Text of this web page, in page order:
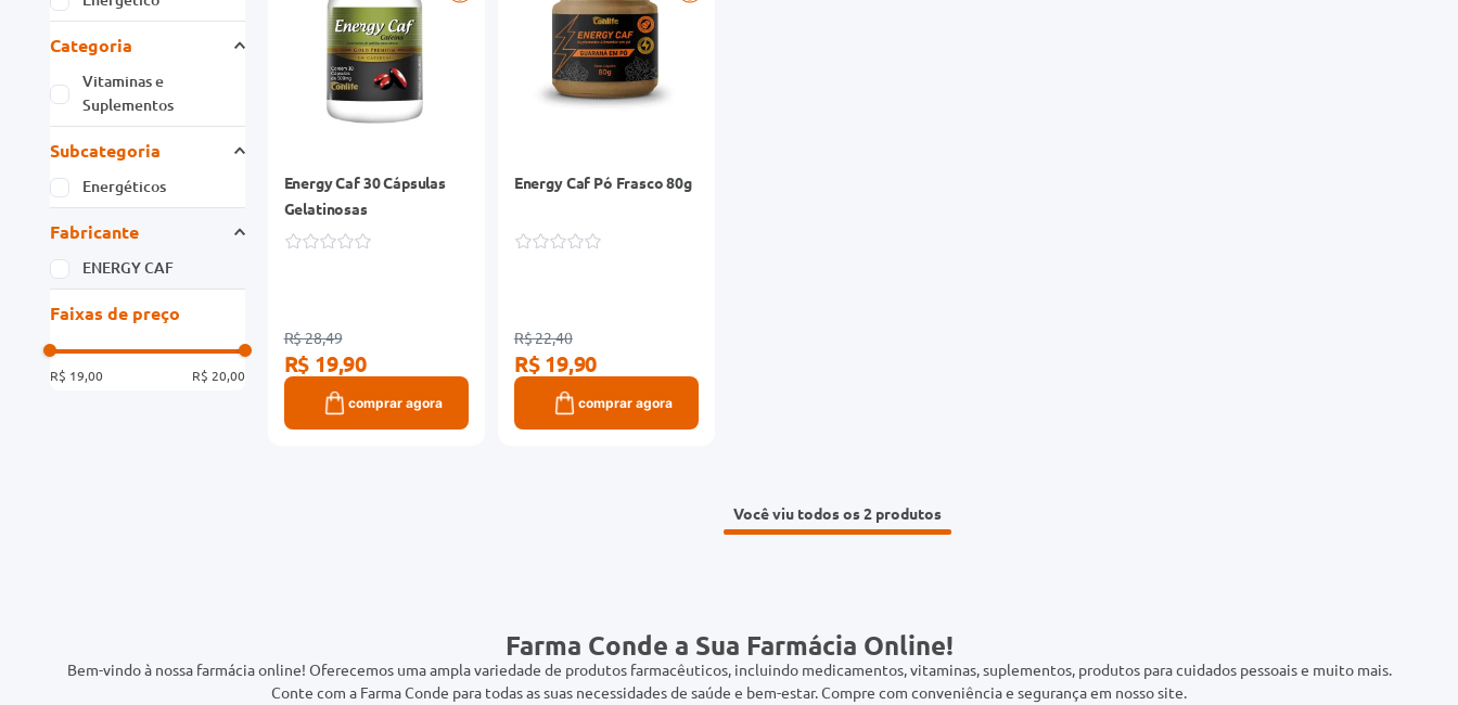
Categoria
Vitaminas e
Suplementos
Subcategoria
Energéticos
Fabricante
ENERGY CAF
Faixas de preço
R$ 19,00 R$ 20,00
Energy Caf 30 Cápsulas
Gelatinosas
R$ 28,49
R$ 19,90
comprar agora
Energy Caf Pó Frasco 80g
R$ 22,40
R$ 19,90
comprar agora
Você viu todos os 2
Farma Conde a Sua Farmácia Online!
Bem-vindo à nossa farmácia online! Oferecemos uma ampla variedade de produtos farmacêuticos, incluindo medicamentos, vitaminas, suplementos, produtos para cuidados pessoais e muito mais.
Conte com a Farma Conde para todas as suas necessidades de saúde e bem-estar. Compre com conveniência e segurança em nosso site.